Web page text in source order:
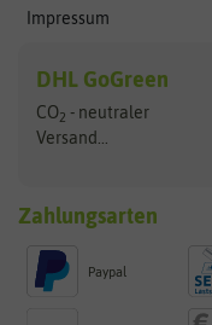
Impressum
DHL GoGreen
CO2 - neutraler
Versand...
Zahlungsarten
Paypal